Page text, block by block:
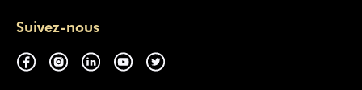
Suivez-nous